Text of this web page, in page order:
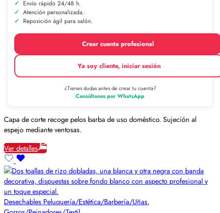
Envío rápido 24/48 h.
Atención personalizada.
Reposición ágil para salón.
Crear cuenta profesional
Ya soy cliente, iniciar sesión
¿Tienes dudas antes de crear tu cuenta?
Consúltanos por WhatsApp
Capa de corte recoge pelos barba de uso doméstico. Sujeción al
espejo mediante ventosas.
Ver detalles
Desechables Peluquería/Estética/Barbería/Uñas,